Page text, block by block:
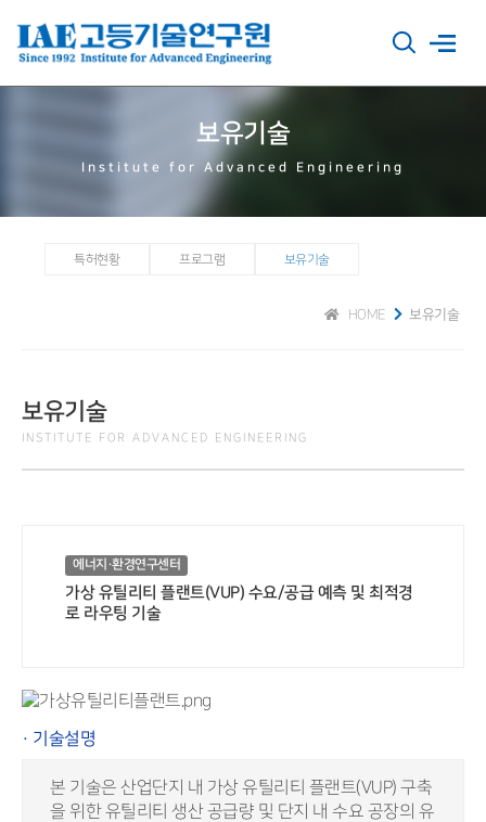
보유기술
Institute for Advanced Engineering
특허현황 프로그램 보유기술
보유기술
HOME
보유기술
INSTITUTE FOR ADVANCED ENGINEERING
에너지·환경연구센터
가상 유틸리티 플랜트(VUP) 수요/공급 예측 및 최적경
로 라우팅 기술
· 기술설명
본 기술은 산업단지 내 가상 유틸리티 플랜트(VUP) 구축
을 위한 유틸리티 생산 공급량 및 단지 내 수요 공장의 유